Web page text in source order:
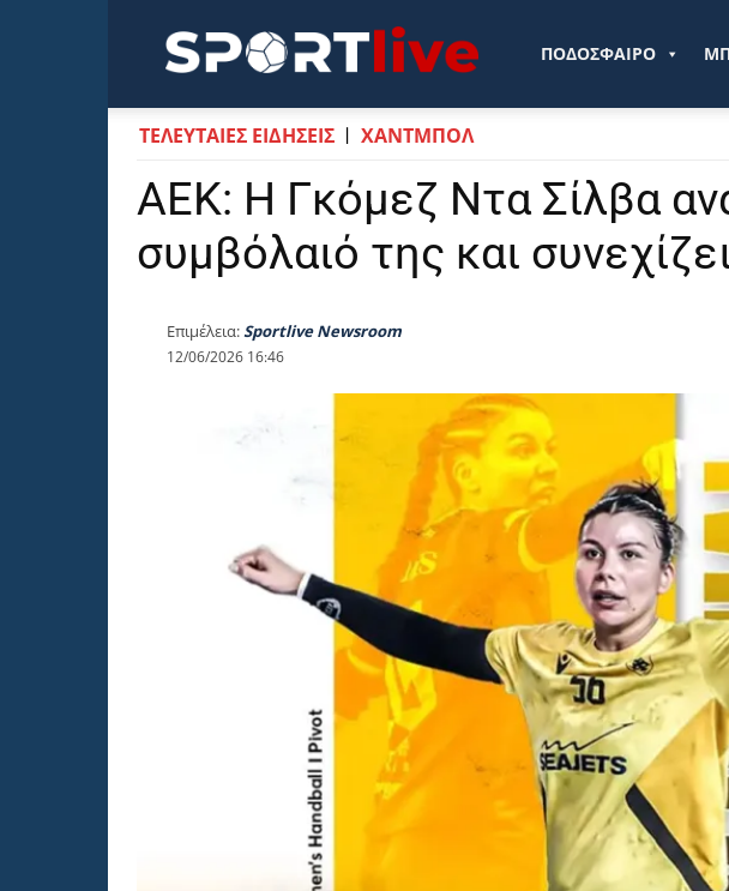
Sportlive.grΠΟΔΟΣΦΑΙΡΟ
ΤΕΛΕΥΤΑΙΕΣ ΕΙΔΗΣΕΙΣ ΧΑΝΤΜΠΟΛ
ΑΕΚ: Η Γκόμεζ Ντα Σίλβα
συμβόλαιό της και
Επιμέλεια:Sportlive Newsroom
12/06/2026 16:46